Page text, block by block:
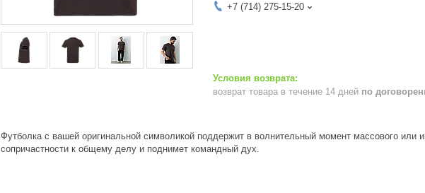
+7 (714) 275-15-20
возврат товара в течение 14 дней по
Футболка с вашей оригинальной символикой поддержит в волнительный момент массового или
сопричастности к общему делу и поднимет командный дух.